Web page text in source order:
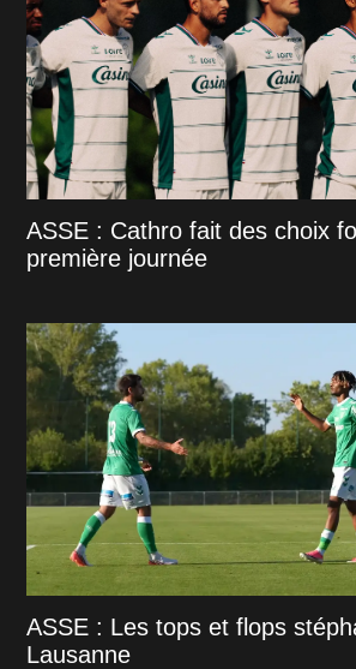
ASSE : Cathro fait des choix
première journée
ASSE : Les tops et flops
Lausanne